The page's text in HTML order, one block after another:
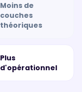
Moins de
couches
théoriques
Plus
d'opérationnel